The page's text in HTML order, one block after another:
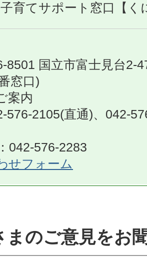
育てサポート窓口【く
8501 国立市富士見台2-
窓口)
案内
576-2105(直通)、042-
042-576-2283
せフォーム
まのご意見をお